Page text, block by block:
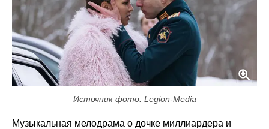
Источник фото: Legion-Media
Музыкальная мелодрама о дочке миллиардера и